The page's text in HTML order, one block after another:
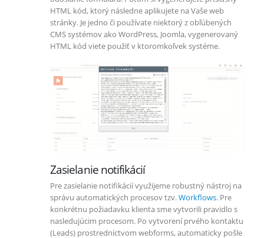
HTML kód, ktorý následne aplikujete na Vaše web
stránky. Je jedno či používate niektorý z obľúbených
CMS systémov ako WordPress, Joomla, vygenerovaný
HTML kód viete použiť v ktoromkoľvek systéme.
Zasielanie notifikácií
Pre zasielanie notifikácií využijeme robustný nástroj na
správu automatických procesov tzv.Workflows. Pre
konkrétnu požiadavku klienta sme vytvorili pravidlo s
nasledujúcim procesom. Po vytvorení prvého kontaktu
(Leads) prostredníctvom webforms, automaticky pošle